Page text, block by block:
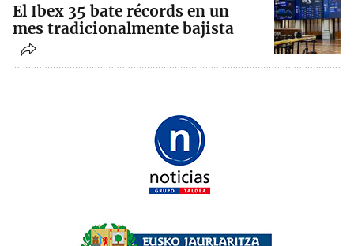
El Ibex 35 bate récords en un
mes tradicionalmente bajista